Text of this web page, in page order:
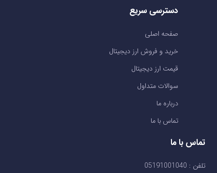
دسترسی سریع
صفحه اصلی
خرید و فروش ارز دیجیتال
قیمت ارز دیجیتال
سوالات متداول
درباره ما
تماس با ما
تماس با ما
تلفن : 05191001040